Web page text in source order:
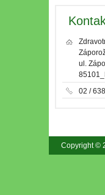
ul.
02 /
Copyright ©